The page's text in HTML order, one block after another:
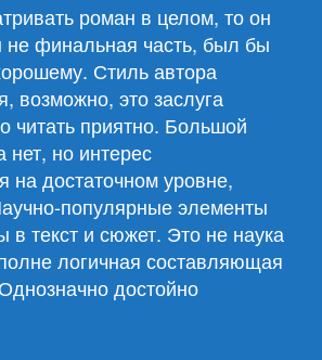
роман в целом, то он
финальная часть, был бы
Стиль автора
возможно, это заслуга
читать приятно. Большой
но интерес
на достаточном уровне,
популярные элементы
в текст и сюжет. Это не наука
логичная составляющая
достойно